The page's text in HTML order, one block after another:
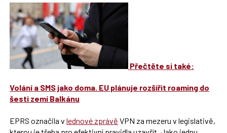
Přečtěte si také:
Volání a SMS jako doma. EU plánuje rozšířit roaming do
šesti zemí Balkánu
EPRS označila v lednové zprávě VPN za mezeru v legislativě,